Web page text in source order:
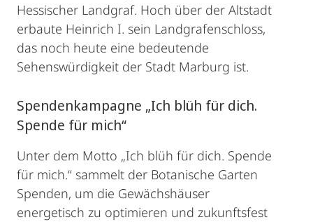
Hessischer Landgraf. Hoch über der Altstadt
erbaute Heinrich I. sein Landgrafenschloss,
das noch heute eine bedeutende
Sehenswürdigkeit der Stadt Marburg ist.
Spendenkampagne „Ich blüh für dich.
Spende für mich“
Unter dem Motto „Ich blüh für dich. Spende
für mich.“ sammelt der Botanische Garten
Spenden, um die Gewächshäuser
energetisch zu optimieren und zukunftsfest